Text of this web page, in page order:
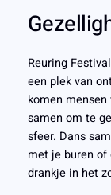
Reuring
een plek van
komen
samen om te
sfeer. Dans
met je buren of
drankje in het